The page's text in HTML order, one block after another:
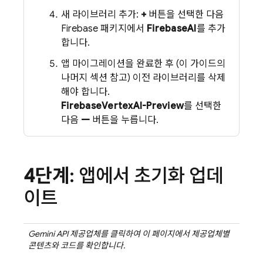
새 라이브러리 추가: +버튼을 선택한 다음
Firebase 패키지에서 FirebaseAI를 추가
합니다.
앱 마이그레이션을 완료한 후 (이 가이드의
나머지 섹션 참고) 이전 라이브러리를 삭제
해야 합니다.
FirebaseVertexAI-Preview를 선택한
다음 — 버튼을 누릅니다.
4단계 : 앱에서 초기화 업데
이트
Gemini API제공업체를 클릭하여 이 페이지에서 제공업체별
콘텐츠와 코드를 확인합니다.